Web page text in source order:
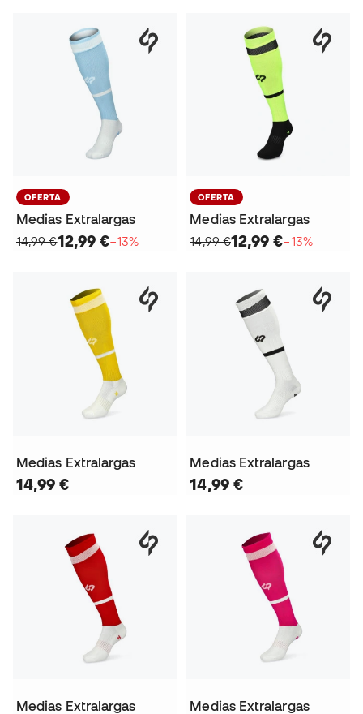
OFERTA
Medias Extralargas
14,99 €12,99 €−13%
OFERTA
Medias Extralargas
14,99 €12,99 €−13%
Medias Extralargas
14,99 €
Medias Extralargas
14,99 €
Medias Extralargas Medias Extralargas